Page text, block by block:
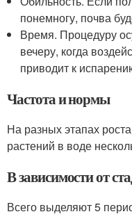
понемногу, почва
Время. Процедуру
вечеру, когда
приводит к
Частота и нормы
На разных этапах
растений в воде
В зависимости от
Всего выделяют 5